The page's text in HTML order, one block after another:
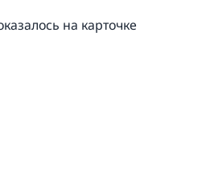
на карточке